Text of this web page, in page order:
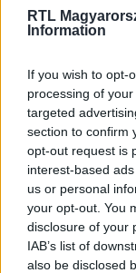
RTL
Information
If you wish to opt-
processing of
targeted
section to confirm
opt-out request is
interest-based
us or personal
your opt-out. You
disclosure of your
IAB’s list of
also be disclosed
legyen a